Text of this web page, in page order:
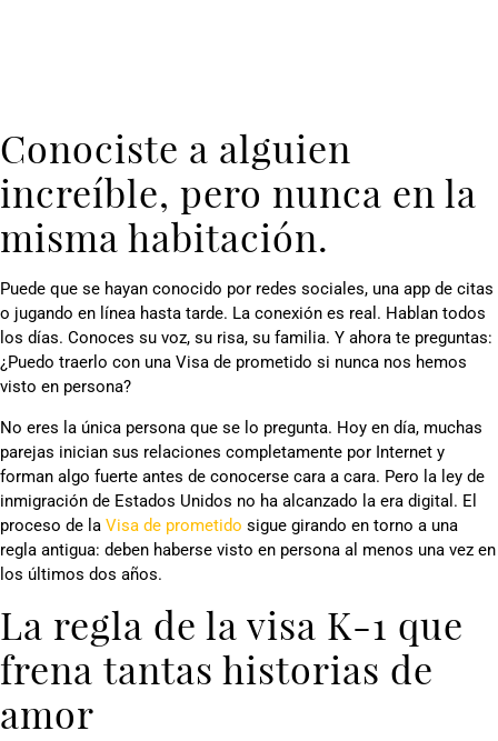
Conociste a alguien
increíble, pero nunca en la
misma habitación.
Puede que se hayan conocido por redes sociales, una app de citas
o jugando en línea hasta tarde. La conexión es real. Hablan todos
los días. Conoces su voz, su risa, su familia. Y ahora te preguntas:
¿Puedo traerlo con una Visa de prometido si nunca nos hemos
visto en persona?
No eres la única persona que se lo pregunta. Hoy en día, muchas
parejas inician sus relaciones completamente por Internet y
forman algo fuerte antes de conocerse cara a cara. Pero la ley de
inmigración de Estados Unidos no ha alcanzado la era digital. El
proceso de la Visa de prometido sigue girando en torno a una
regla antigua: deben haberse visto en persona al menos una vez en
los últimos dos años.
La regla de la visa K-1 que
frena tantas historias de
amor